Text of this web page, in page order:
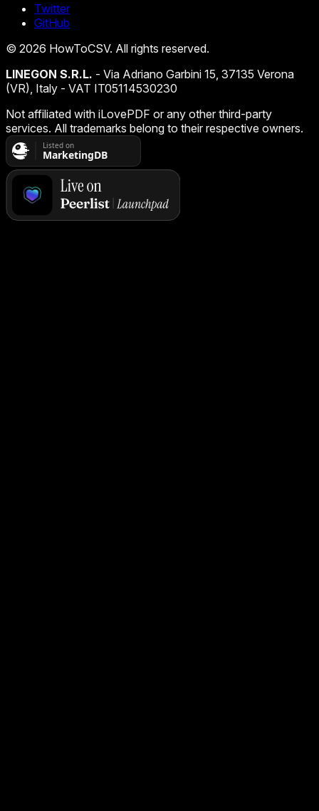
Twitter
GitHub
© 2026 HowToCSV. All rights reserved.
LINEGON S.R.L. - Via Adriano Garbini 15, 37135 Verona
(VR), Italy - VAT IT05114530230
Not affiliated with iLovePDF or any other third-party
services. All trademarks belong to their respective owners.